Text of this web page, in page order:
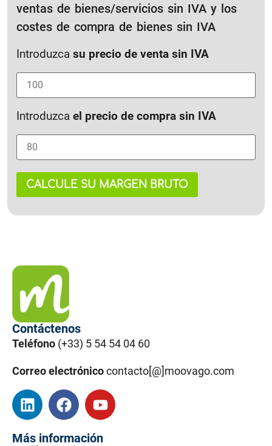
ventas de bienes/servicios sin IVA y los
costes de compra de bienes sin IVA
Introduzca su precio de venta sin IVA
Introduzca el precio de compra sin IVA
CALCULE SU MARGEN BRUTO
Contáctenos
Teléfono (+33) 5 54 54 04 60
Correo electrónicocontacto[@]moovago.com
Más información